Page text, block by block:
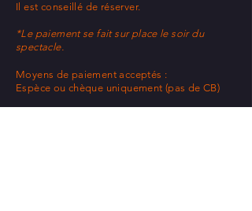
Il est conseillé de réserver.
*Le paiement se fait sur place le soir du
spectacle.
Moyens de paiement acceptés :
Espèce ou chèque uniquement (pas de CB)